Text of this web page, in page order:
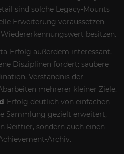
sind solche Legacy-Mounts
Erweiterung voraussetzen
besitzen.
Erfolg außerdem interessant,
Disziplinen fordert: saubere
Verständnis der
mehrerer kleiner Ziele.
-Erfolg deutlich von einfachen
Sammlung gezielt erweitert,
Reittier, sondern auch einen
Archiv.